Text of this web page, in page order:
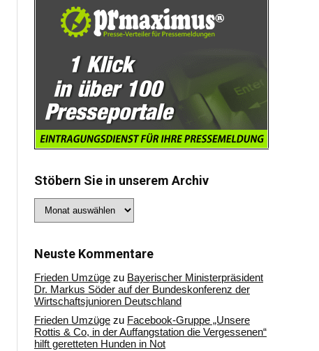
Stöbern Sie in unserem Archiv
Sie
Archiv
Neuste Kommentare
Frieden Umzüge zu Bayerischer Ministerpräsident
Dr. Markus Söder auf der Bundeskonferenz der
Wirtschaftsjunioren Deutschland
Frieden Umzüge zu Facebook-Gruppe „Unsere
Rottis & Co, in der Auffangstation die Vergessenen“
hilft geretteten Hunden in Not